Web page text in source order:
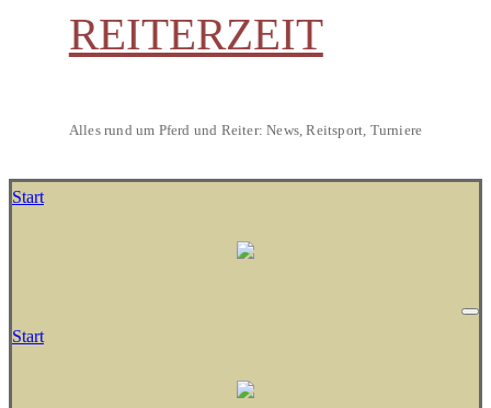
REITERZEIT
Alles rund um Pferd und Reiter: News, Reitsport, Turniere
Start
Start